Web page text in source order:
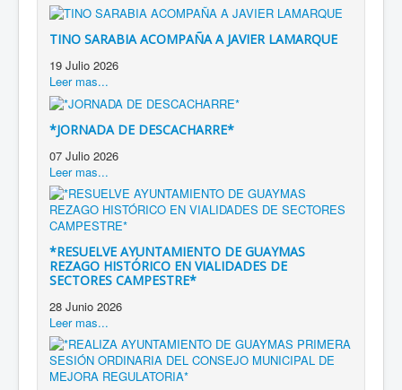
TINO SARABIA ACOMPAÑA A JAVIER LAMARQUE
19 Julio 2026
Leer mas...
*JORNADA DE DESCACHARRE*
07 Julio 2026
Leer mas...
*RESUELVE AYUNTAMIENTO DE GUAYMAS
REZAGO HISTÓRICO EN VIALIDADES DE
SECTORES CAMPESTRE*
28 Junio 2026
Leer mas...